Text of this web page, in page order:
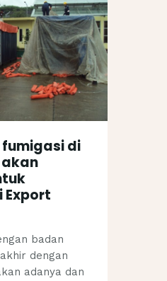
di
Export
badan
dengan
adanya dan